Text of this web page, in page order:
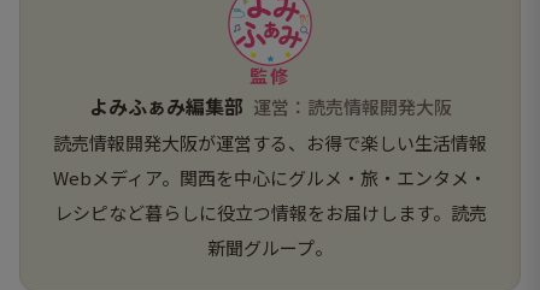
監修
よみふぁみ編集部 運営：読売情報開発大阪
読売情報開発大阪が運営する、お得で楽しい生活情報
Webメディア。関西を中心にグルメ・旅・エンタメ・
レシピなど暮らしに役立つ情報をお届けします。読売
新聞グループ。